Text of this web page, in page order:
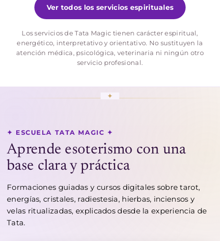
Ver todos los servicios espirituales
Los servicios de Tata Magic tienen carácter espiritual,
energético, interpretativo y orientativo. No sustituyen la
atención médica, psicológica, veterinaria ni ningún otro
servicio profesional.
✦ ESCUELA TATA MAGIC ✦
Aprende esoterismo con una
base clara y práctica
Formaciones guiadas y cursos digitales sobre tarot,
energías, cristales, radiestesia, hierbas, inciensos y
velas ritualizadas, explicados desde la experiencia de
Tata.